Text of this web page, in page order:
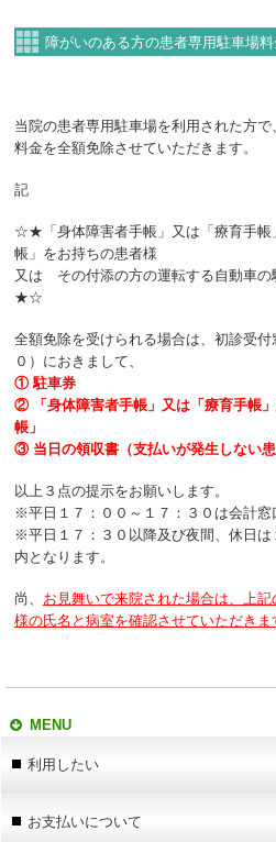
障がいのある方の患者専用駐車場
当院の患者専用駐車場を利用された方
料金を全額免除させていただきます。
記
☆★「身体障害者手帳」又は「療育手帳
帳」をお持ちの患者様
又は その付添の方の運転する自動車の
★☆
全額免除を受けられる場合は、初診受
０）におきまして、
① 駐車券
② 「身体障害者手帳」又は「療育手帳
帳」
③ 当日の領収書（支払いが発生しない患
以上３点の提示をお願いします。
※平日１７：００～１７：３０は会計窓
※平日１７：３０以降及び夜間、休日
内となります。
尚、 お見舞いで来院された場合は、上
様の氏名と病室を確認させていただきま
MENU
利用したい
お支払いについて